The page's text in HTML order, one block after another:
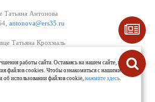
Татьяна Антонова
antonova@ers35.ru
Татьяна Крохмаль
Устюге Екатерина Вьюжанина 8(81738)
работы сайта. Оставаясь на нашем сайте, вы
файлов cookies. Чтобы ознакомиться с нашими
об использовании файлов cookie,нажмите здесь.